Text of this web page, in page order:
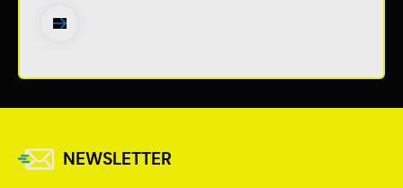
NEWSLETTER